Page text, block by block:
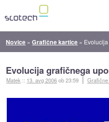
Novice »Grafične kartice »
Evolucija grafičnega
Matek :: 13. avg 2006ob 23:59